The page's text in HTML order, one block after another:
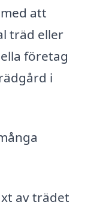
att
träd eller
företag
i
av trädet